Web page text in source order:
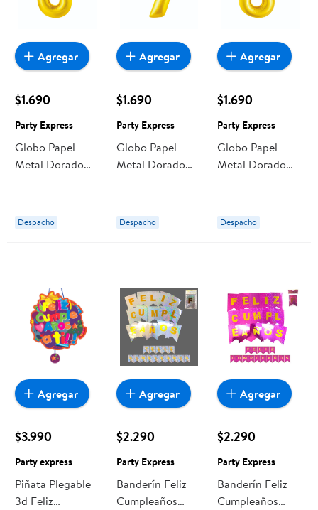
$1.690
Party Express
Globo Papel
Metal Dorado
Despacho
Agregar
$1.690
Party Express
Globo Papel
Metal Dorado
Despacho
Agregar
$1.690
Party Express
Globo Papel
Metal Dorado
Despacho
Agregar
$3.990
Party express
Piñata Plegable
3d Feliz
Agregar
$2.290
Party Express
Banderín Feliz
Cumpleaños
Agregar
$2.290
Party Express
Banderín Feliz
Cumpleaños
Agregar